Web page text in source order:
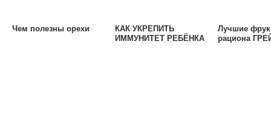
Чем полезны орехи
КАК УКРЕПИТЬ
ИММУНИТЕТ РЕБЁНКА
Лучшие
рациона